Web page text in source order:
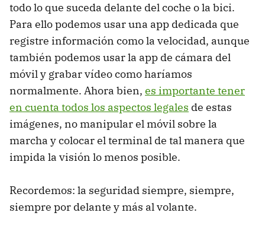
todo lo que suceda delante del coche o la bici.
Para ello podemos usar una app dedicada que
registre información como la velocidad, aunque
también podemos usar la app de cámara del
móvil y grabar vídeo como haríamos
normalmente. Ahora bien, es importante tener
en cuenta todos los aspectos legales de estas
imágenes, no manipular el móvil sobre la
marcha y colocar el terminal de tal manera que
impida la visión lo menos posible.
Recordemos: la seguridad siempre, siempre,
siempre por delante y más al volante.